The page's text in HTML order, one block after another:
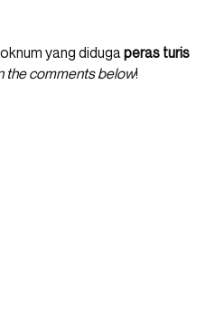
yang didugaperas turis
the comments below!